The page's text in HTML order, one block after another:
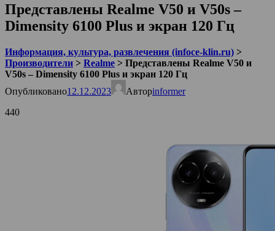
Представлены Realme V50 и V50s –
Dimensity 6100 Plus и экран 120 Гц
Информация, культура, развлечения (infoce-klin.ru) >
Производители > Realme > Представлены Realme V50 и
V50s – Dimensity 6100 Plus и экран 120 Гц
Опубликовано12.12.2023 Авторinformer
440